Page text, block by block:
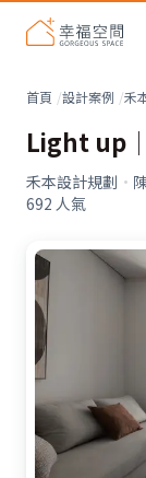
首頁 設計案例 禾
Light
禾本設計規劃 ·
692 人氣